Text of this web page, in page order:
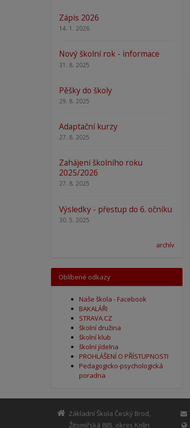
Zápis 2026
14. 1. 2026
Nový školní rok - informace
31. 8. 2025
Pěšky do školy
29. 8. 2025
Adaptační kurzy
27. 8. 2025
Zahájení školního roku
2025/2026
27. 8. 2025
Výsledky - přestup do 6. očníku
30. 5. 2025
archív
Oblíbené odkazy
Naše škola - Facebook
BAKALÁŘI
STRAVA.CZ
školní družina
školní klub
školní jídelna
PROHLÁŠENÍ O PŘÍSTUPNOSTI
Pedagogicko-psychologická
poradna
Základní Škola Český Brod,
Žitomířská 885, okres Kolín